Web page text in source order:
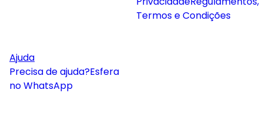
Termos e Condições
Ajuda
Precisa de ajuda?Esfera
no WhatsApp